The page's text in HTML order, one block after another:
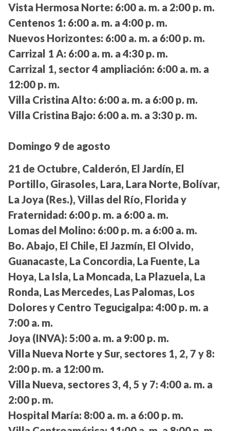
Vista Hermosa Norte: 6:00 a. m. a 2:00 p. m.
Centenos 1: 6:00 a. m. a 4:00 p. m.
Nuevos Horizontes: 6:00 a. m. a 6:00 p. m.
Carrizal 1 A: 6:00 a. m. a 4:30 p. m.
Carrizal 1, sector 4 ampliación: 6:00 a. m. a
12:00 p. m.
Villa Cristina Alto: 6:00 a. m. a 6:00 p. m.
Villa Cristina Bajo: 6:00 a. m. a 3:30 p. m.
Domingo 9 de agosto
21 de Octubre, Calderón, El Jardín, El
Portillo, Girasoles, Lara, Lara Norte, Bolívar,
La Joya (Res.), Villas del Río, Florida y
Fraternidad: 6:00 p. m. a 6:00 a. m.
Lomas del Molino: 6:00 p. m. a 6:00 a. m.
Bo. Abajo, El Chile, El Jazmín, El Olvido,
Guanacaste, La Concordia, La Fuente, La
Hoya, La Isla, La Moncada, La Plazuela, La
Ronda, Las Mercedes, Las Palomas, Los
Dolores y Centro Tegucigalpa: 4:00 p. m. a
7:00 a. m.
Joya (INVA): 5:00 a. m. a 9:00 p. m.
Villa Nueva Norte y Sur, sectores 1, 2, 7 y 8:
2:00 p. m. a 12:00 m.
Villa Nueva, sectores 3, 4, 5 y 7: 4:00 a. m. a
2:00 p. m.
Hospital María: 8:00 a. m. a 6:00 p. m.